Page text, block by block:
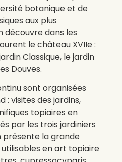
botanique et de
aux plus
découvre dans les
le château XVIIe :
Classique, le jardin
Douves.
sont organisées
: visites des jardins,
topiaires en
par les trois jardiniers
présente la grande
en art topiaire